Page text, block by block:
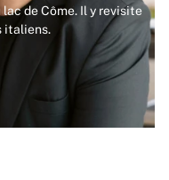
de Côme. Il y revisite
italiens.